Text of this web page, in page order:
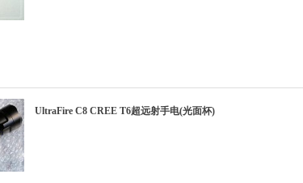
UltraFire C8 CREE T6超远射手电(光面杯)